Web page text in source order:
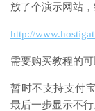
放了个演示网站
http://
需要购买教程的
暂时不支持支付
最后一步显示不行